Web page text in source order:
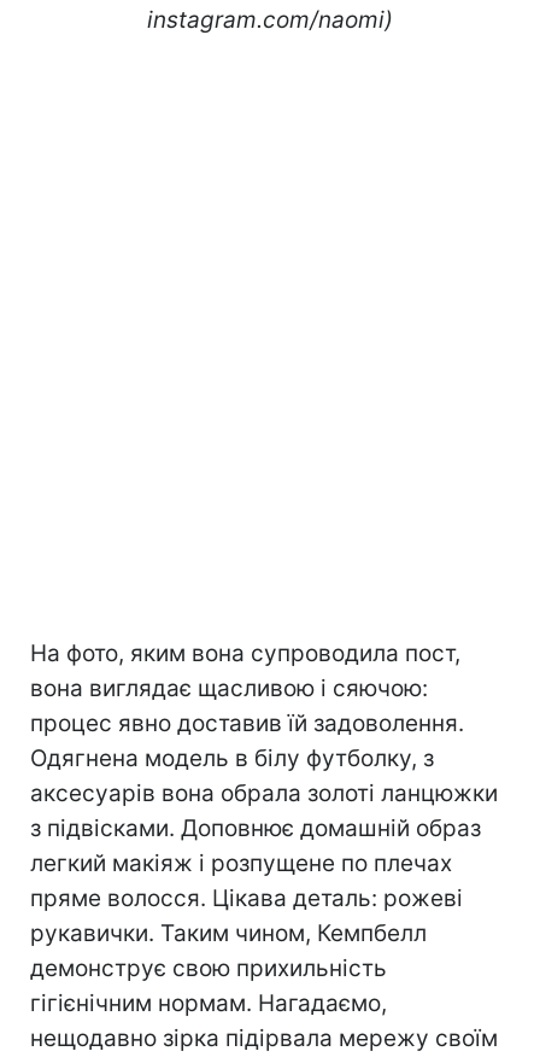
instagram.com/naomi)
На фото, яким вона супроводила пост,
вона виглядає щасливою і сяючою:
процес явно доставив їй задоволення.
Одягнена модель в білу футболку, з
аксесуарів вона обрала золоті ланцюжки
з підвісками. Доповнює домашній образ
легкий макіяж і розпущене по плечах
пряме волосся. Цікава деталь: рожеві
рукавички. Таким чином, Кемпбелл
демонструє свою прихильність
гігієнічним нормам. Нагадаємо,
нещодавно зірка підірвала мережу своїм